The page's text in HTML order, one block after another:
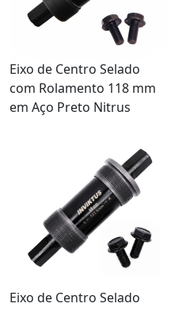
Eixo de Centro Selado
com Rolamento 118 mm
em Aço Preto Nitrus
Eixo de Centro Selado